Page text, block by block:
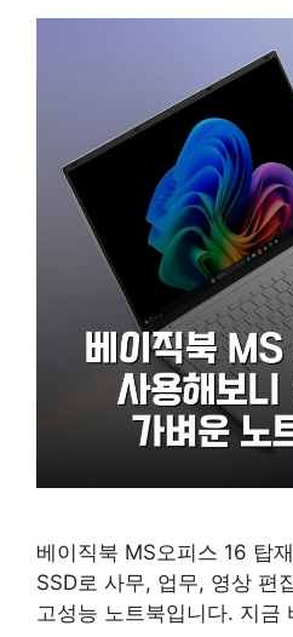
베이직북 MS오피스 16 탑
SSD로 사무, 업무, 영상 편
고성능 노트북입니다. 지금